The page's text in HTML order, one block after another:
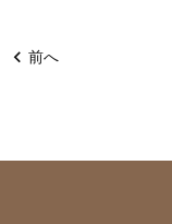
前へ